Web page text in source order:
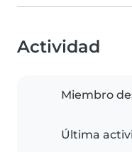
Actividad
Miembro
Última